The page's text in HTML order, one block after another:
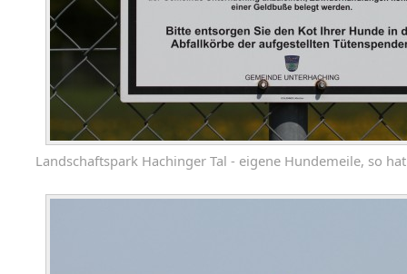
Landschaftspark Hachinger Tal - eigene Hundemeile, so